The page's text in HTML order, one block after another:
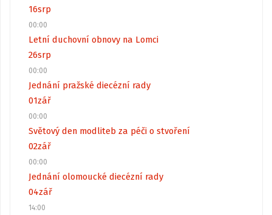
16srp
00:00
Letní duchovní obnovy na Lomci
26srp
00:00
Jednání pražské diecézní rady
01zář
00:00
Světový den modliteb za péči o stvoření
02zář
00:00
Jednání olomoucké diecézní rady
04zář
14:00